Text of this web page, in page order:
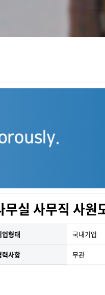
실 사무직 사원
업형태 국내기업
력사항 무관